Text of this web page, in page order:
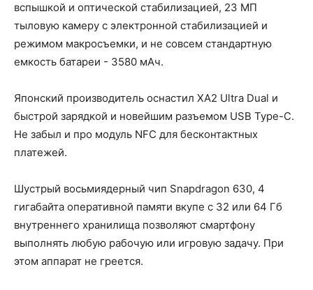
вспышкой и оптической стабилизацией, 23 МП
тыловую камеру с электронной стабилизацией и
режимом макросъемки, и не совсем стандартную
емкость батареи - 3580 мАч.
Японский производитель оснастил XA2 Ultra Dual и
быстрой зарядкой и новейшим разъемом USB Type-C.
Не забыл и про модуль NFC для бесконтактных
платежей.
Шустрый восьмиядерный чип Snapdragon 630, 4
гигабайта оперативной памяти вкупе с 32 или 64 Гб
внутреннего хранилища позволяют смартфону
выполнять любую рабочую или игровую задачу. При
этом аппарат не греется.